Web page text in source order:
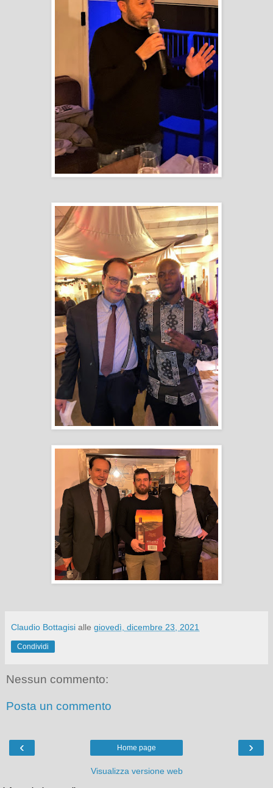
Claudio Bottagisi alle giovedì, dicembre 23, 2021
Condividi
Nessun commento:
Posta un commento
‹ ›
Home page
Visualizza versione web